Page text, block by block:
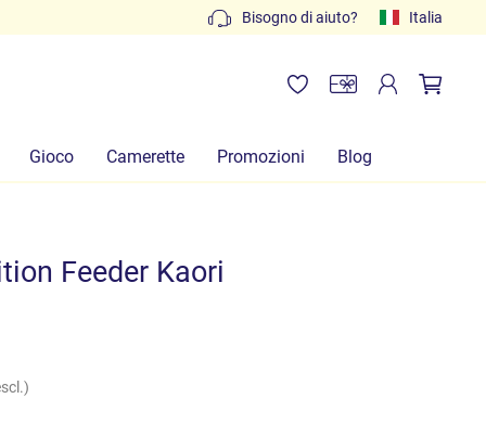
Preventivi gratuiti: scrivi ainfo@lachiocciolababy.it
Bisogno di aiuto? Italia
Gioco Camerette Promozioni Blog
Feeder Kaori